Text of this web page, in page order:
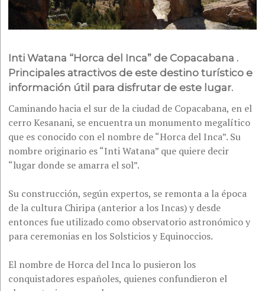
Inti Watana “Horca del Inca” de Copacabana .
Principales atractivos de este destino turístico e
información útil para disfrutar de este lugar.
Caminando hacia el sur de la ciudad de Copacabana, en el
cerro Kesanani, se encuentra un monumento megalítico
que es conocido con el nombre de “Horca del Inca”. Su
nombre originario es “Inti Watana” que quiere decir
“lugar donde se amarra el sol”.
Su construcción, según expertos, se remonta a la época
de la cultura Chiripa (anterior a los Incas) y desde
entonces fue utilizado como observatorio astronómico y
para ceremonias en los Solsticios y Equinoccios.
El nombre de Horca del Inca lo pusieron los
conquistadores españoles, quienes confundieron el